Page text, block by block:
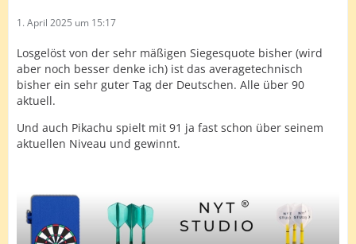
1. April 2025 um 15:17
Losgelöst von der sehr mäßigen Siegesquote bisher (wird
aber noch besser denke ich) ist das averagetechnisch
bisher ein sehr guter Tag der Deutschen. Alle über 90
aktuell.
Und auch Pikachu spielt mit 91 ja fast schon über seinem
aktuellen Niveau und gewinnt.